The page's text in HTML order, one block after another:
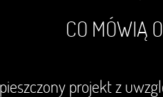
CO MÓWIĄ
projekt z